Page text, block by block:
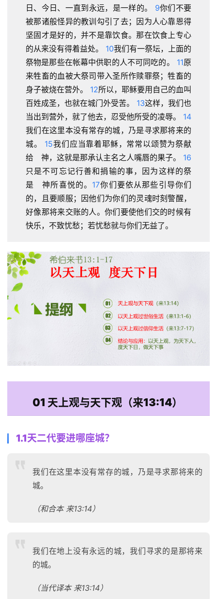
日、今日、一直到永远，是一样的。 9你们不要
被那诸般怪异的教训勾引了去；因为人心靠恩得
坚固才是好的，并不是靠饮食。那在饮食上专心
的从来没有得着益处。 10我们有一祭坛，上面的
祭物是那些在帐幕中供职的人不可同吃的。 11原
来牲畜的血被大祭司带入圣所作赎罪祭；牲畜的
身子被烧在营外。 12所以，耶稣要用自己的血叫
百姓成圣，也就在城门外受苦。 13这样，我们也
当出到营外，就了他去，忍受他所受的凌辱。 14
我们在这里本没有常存的城，乃是寻求那将来的
城。 15我们应当靠着耶稣，常常以颂赞为祭献
给　神，这就是那承认主名之人嘴唇的果子。 16
只是不可忘记行善和捐输的事，因为这样的祭
是　神所喜悦的。 17你们要依从那些引导你们
的，且要顺服；因他们为你们的灵魂时刻警醒，
好像那将来交账的人。你们要使他们交的时候有
快乐，不致忧愁；若忧愁就与你们无益了。
01 天上观与天下观（来13:14）
1.1天二代要进哪座城？
我们在这里本没有常存的城，乃是寻求那将来的
城。
（和合本 来13:14）
我们在地上没有永远的城，我们寻求的是那将来
的城。
（当代译本 来13:14）